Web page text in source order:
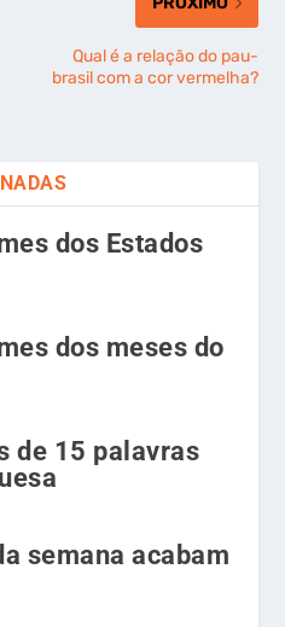
Qual é a relação do pau-
brasil com a cor vermelha?
dos Estados
dos meses do
de 15 palavras
semana acabam